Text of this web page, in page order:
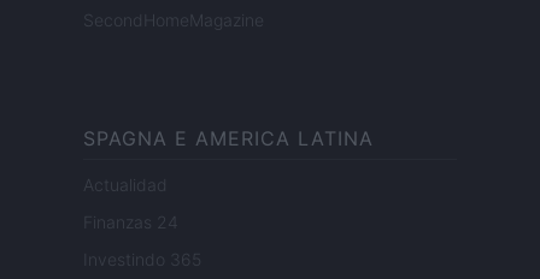
SecondHomeMagazine
SPAGNA E AMERICA LATINA
Actualidad
Finanzas 24
Investindo 365